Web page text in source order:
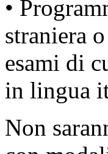
•
straniera
esami di
in lingua
Non